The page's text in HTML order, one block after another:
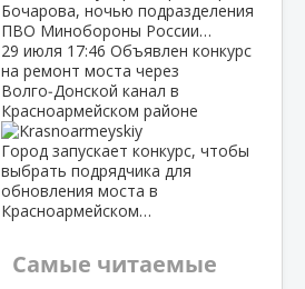
Бочарова, ночью подразделения
ПВО Минобороны России…
29 июля 17:46 Объявлен конкурс
на ремонт моста через
Волго‑Донской канал в
Красноармейском районе
Город запускает конкурс, чтобы
выбрать подрядчика для
обновления моста в
Красноармейском…
Самые читаемые